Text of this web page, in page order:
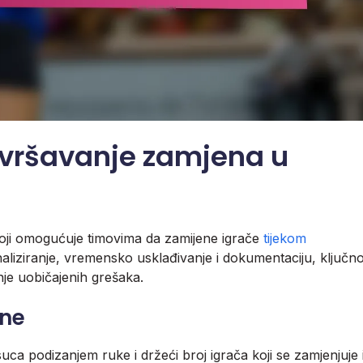
zamjena u
omogućuje timovima da zamijene igrače tijekom
vremensko usklađivanje i dokumentaciju,
uobičajenih grešaka.
podizanjem ruke i držeći broj igrača koji se zamjenjuje